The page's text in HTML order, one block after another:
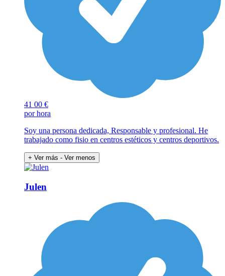
41 00 €
por hora
Soy una persona dedicada, Responsable y profesional. He
trabajado como fisio en centros estéticos y centros deportivos.
+ Ver más - Ver menos
Julen